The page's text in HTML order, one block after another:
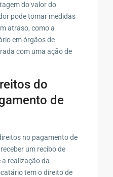
do valor do
pode tomar medidas
atraso, como a
em órgãos de
com uma ação de
do
de
no pagamento de
um recibo de
realização da
tem o direito de